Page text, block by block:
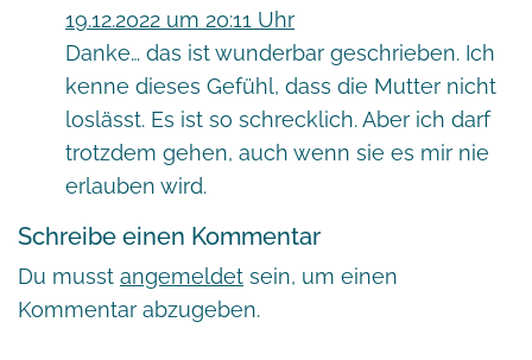
19.12.2022 um 20:11 Uhr
Danke… das ist wunderbar geschrieben. Ich
kenne dieses Gefühl, dass die Mutter nicht
loslässt. Es ist so schrecklich. Aber ich darf
trotzdem gehen, auch wenn sie es mir nie
erlauben wird.
Schreibe einen Kommentar
Du musst angemeldet sein, um einen
Kommentar abzugeben.